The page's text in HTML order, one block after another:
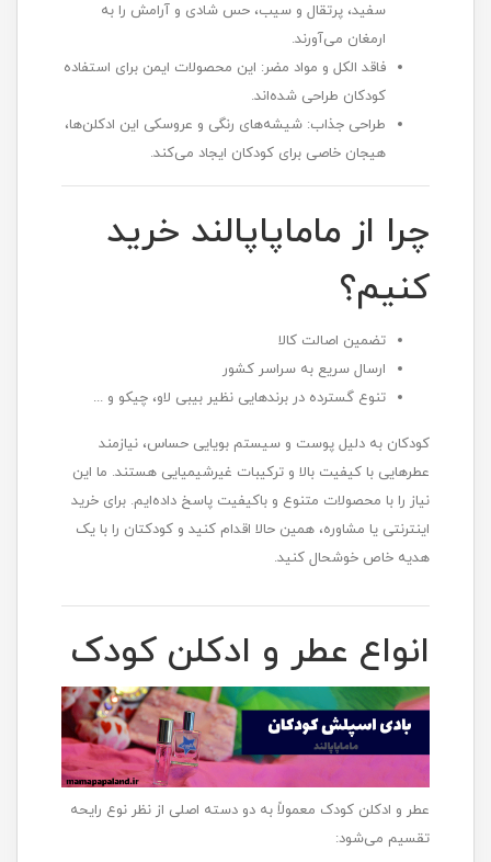
سفید، پرتقال و سیب، حس شادی و آرامش را به
ارمغان می‌آورند.
فاقد الکل و مواد مضر: این محصولات ایمن برای استفاده
کودکان طراحی شده‌اند.
طراحی جذاب: شیشه‌های رنگی و عروسکی این ادکلن‌ها،
هیجان خاصی برای کودکان ایجاد می‌کند.
چرا از ماماپاپالند خرید
کنیم؟
تضمین اصالت کالا
ارسال سریع به سراسر کشور
تنوع گسترده در برندهایی نظیر بیبی لاو، چیکو و ...
کودکان به دلیل پوست و سیستم بویایی حساس، نیازمند
عطرهایی با کیفیت بالا و ترکیبات غیرشیمیایی هستند. ما این
نیاز را با محصولات متنوع و باکیفیت پاسخ داده‌ایم. برای خرید
اینترنتی یا مشاوره، همین حالا اقدام کنید و کودکتان را با یک
هدیه خاص خوشحال کنید.
انواع عطر و ادکلن کودک
عطر و ادکلن کودک معمولاً به دو دسته اصلی از نظر نوع رایحه
تقسیم می‌شود: